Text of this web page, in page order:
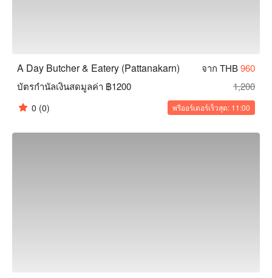
A Day Butcher & Eatery (Pattanakarn) จาก THB960
บัตรกำนัลเงินสดมูลค่า ฿1200
1,200
0 (0) พรีออร์เดอร์เร็วสุด: 11:00